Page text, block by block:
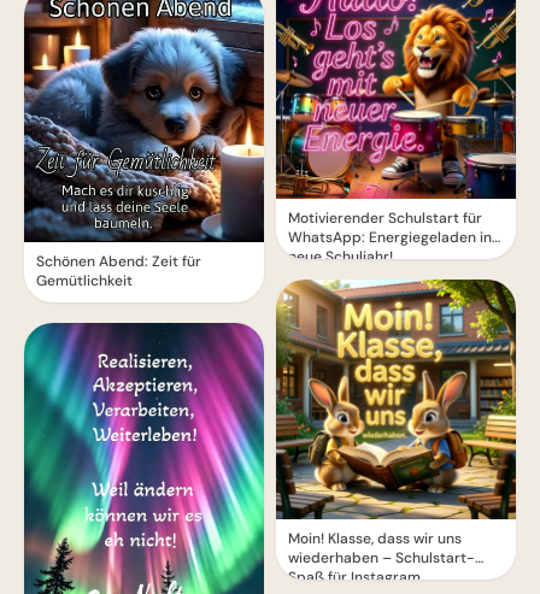
Schönen Abend: Zeit für
Gemütlichkeit
Motivierender Schulstart für
WhatsApp: Energiegeladen ins
neue Schuljahr!
Moin! Klasse, dass wir uns
wiederhaben – Schulstart-
Spaß für Instagram